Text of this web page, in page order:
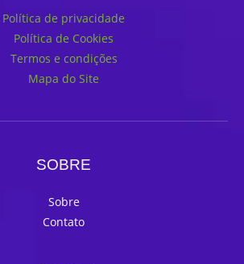
Política de privacidade
Política de Cookies
Termos e condições
Mapa do Site
SOBRE
Sobre
Contato